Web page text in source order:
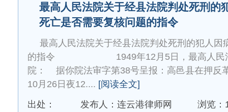
最高人民法院关于经县法院判处死刑的
死亡是否需要复核问题的指令
最高人民法院关于经县法院判处死刑的犯人因
的指令 1949年12月5日，最高人民
院： 据你院法审字第38号呈报：高邑县在押反
10月26日夜12.... [阅读全文]
出处：
发布人：连云港律师网 浏览：